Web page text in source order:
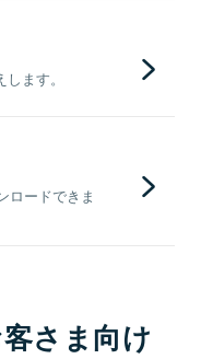
ます。
ロードできま
さま向け